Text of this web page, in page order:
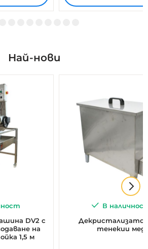
Най-нови
DV2 с
на
1,5 м
В
Декристализатор
тенекии мед